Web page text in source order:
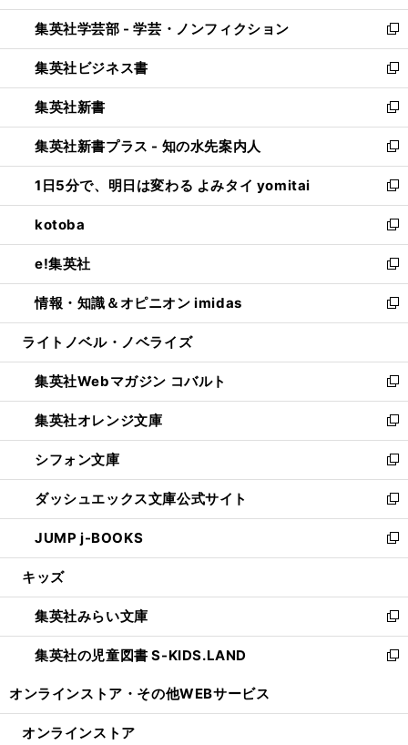
開
く
ウ
で
開
く
ン
ド
ウ
で
開
く
ウ
ィ
ン
ド
ウ
で
開
く
集英社学芸部 - 学芸・ノンフィクション
新
し
い
ウ
ィ
ン
ド
ウ
で
開
く
集英社ビジネス書
新
し
い
ウ
ィ
ン
ド
ウ
で
開
く
集英社新書
新
し
い
ウ
ィ
ン
ド
ウ
で
開
く
集英社新書プラス - 知の水先案内人
新
し
い
ウ
ィ
ン
ド
ウ
で
開
1日5分で、明日は変わる よみタイ yomitai
新
し
い
ウ
ィ
ン
ド
ウ
開
く
kotoba
新
し
い
ウ
ィ
ン
ウ
で
開
く
e!集英社
新
し
い
ウ
ン
ド
ウ
で
開
く
情報・知識＆オピニオン imidas
新
し
ウ
ィ
ン
ド
ウ
で
開
く
ライトノベル・ノベライズ
集英社Webマガジン コバルト
新
し
い
ウ
ィ
ン
ド
ウ
で
開
集英社オレンジ文庫
新
し
い
ウ
ィ
ン
ド
ウ
開
く
シフォン文庫
新
し
い
ウ
ィ
ン
ウ
で
開
く
ダッシュエックス文庫公式サイト
新
し
い
ウ
ン
ド
ウ
で
JUMP j-BOOKS
新
し
ウ
ィ
ン
ド
開
キッズ
集英社みらい文庫
新
し
い
ン
集英社の児童図書 S-KIDS.LAND
新
ウ
オンラインストア・ その他WEBサービス
オンラインストア